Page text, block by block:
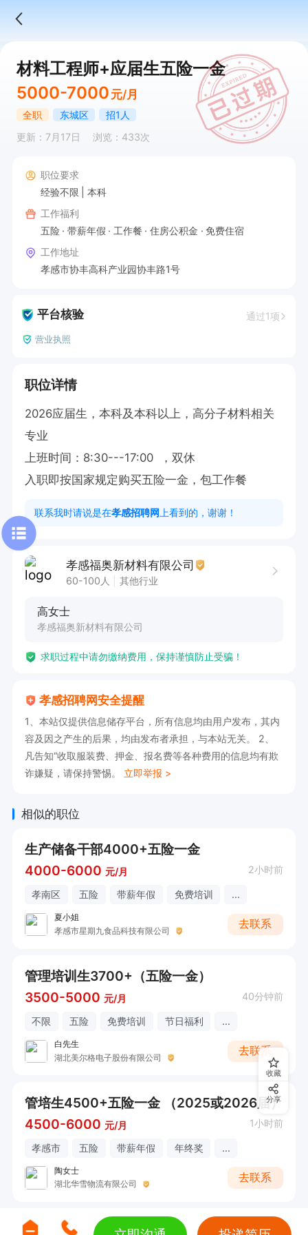
材料工程师+应届生五险一金
5000-7000 元/月
全职 东城区
招1人
更新：7月17日
浏览：433次
职位要求
经验不限
本科
工作福利
五险
带薪年假 工作餐 住房公积金
免费住宿
工作地址
孝感市协丰高科产业园协丰路1号
平台核验 通过1项
营业执照
职位详情
2026应届生，本科及本科以上，高分子材料相关
专业
上班时间：8:30---17:00  ，双休
入职即按国家规定购买五险一金，包工作餐
联系我时请说是在孝感招聘网 上看到的，谢谢！
孝感福奥新材料有限公司
60-100人 其他行业
高女士
孝感福奥新材料有限公司
求职过程中请勿缴纳费用，保持谨慎防止受骗！
孝感招聘网安全提醒
1、本站仅提供信息储存平台，所有信息均由用户发布，其内
容及因之产生的后果，均由发布者承担，与本站无关。 2、
凡告知“收取服装费、押金、报名费等各种费用的信息均有欺
诈嫌疑，请保持警惕。 立即举报 >
相似的职位
生产储备干部4000+五险一金
4000-6000 元/月 2小时前
孝南区 五险 带薪年假 免费培训 ...
夏小姐
孝感市星期九食品科技有限公司
去联系
管理培训生3700+（五险一金）
3500-5000 元/月 40分钟前
不限 五险 免费培训 节日福利 ...
白先生
湖北美尔格电子股份有限公司
去联系
管培生4500+五险一金 （2025或2026届）
4500-6000 元/月 1小时前
孝感市 五险 带薪年假 年终奖 ...
陶女士
湖北华雪物流有限公司
去联系
收藏
分享